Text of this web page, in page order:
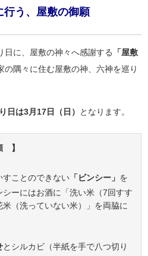
行う、屋敷の御願
日に、屋敷の神々へ感謝する
「屋敷
の隅々に住む屋敷の神、六神を巡り
日は3月17日（日） となります。
】
ことのできない 「ビンシー」 を
ーにはお酒に「洗い米（7回すす
（洗っていない米）」を両脇に
とシルカビ（半紙を手で八つ切り